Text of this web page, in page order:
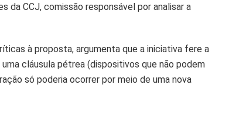
da CCJ, comissão responsável por analisar a
à proposta, argumenta que a iniciativa fere a
cláusula pétrea (dispositivos que não podem
só poderia ocorrer por meio de uma nova